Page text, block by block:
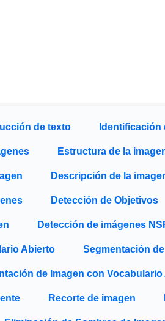
de texto Identificación
Estructura de la
Descripción de la
Detección de Objetivos
Detección de imágenes
Abierto Segmentación
de Imagen con
Recorte de imagen